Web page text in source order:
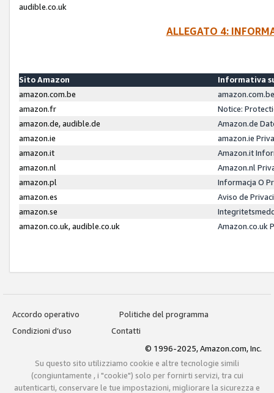
audible.co.uk
ALLEGATO 4:
Sito Amazon
Informativa
amazon.com.be
amazon.fr
Notice:
amazon.de, audible.de
Amazon.de
amazon.ie
amazon.ie
amazon.it
Amazon.it
amazon.nl
Amazon.nl
amazon.pl
Informacja O
amazon.es
Aviso de
amazon.se
amazon.co.uk, audible.co.uk
Amazon.co.uk
Accordo operativo
Politiche del programma
Condizioni d’uso
Contatti
© 1996-2025, Amazon.com, Inc.
Su questo sito utilizziamo cookie e altre tecnologie simili
(congiuntamente , i "cookie") solo per fornirti servizi, tra cui
autenticarti, conservare le tue impostazioni, migliorare la sicurezza e